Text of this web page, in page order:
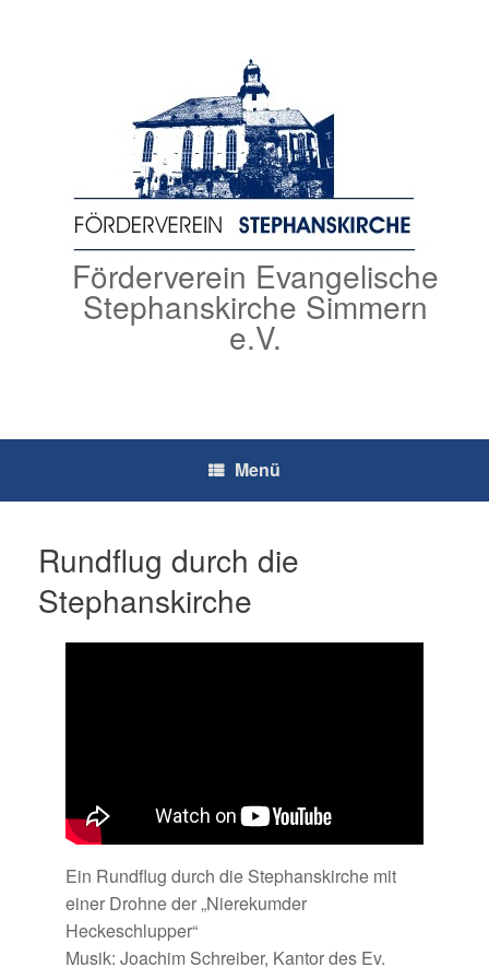
Förderverein Evangelische
Stephanskirche Simmern
e.V.
Menü
Rundflug durch die
Stephanskirche
Ein Rundflug durch die Stephanskirche mit
einer Drohne der „Nierekumder
Heckeschlupper“
Musik: Joachim Schreiber, Kantor des Ev.